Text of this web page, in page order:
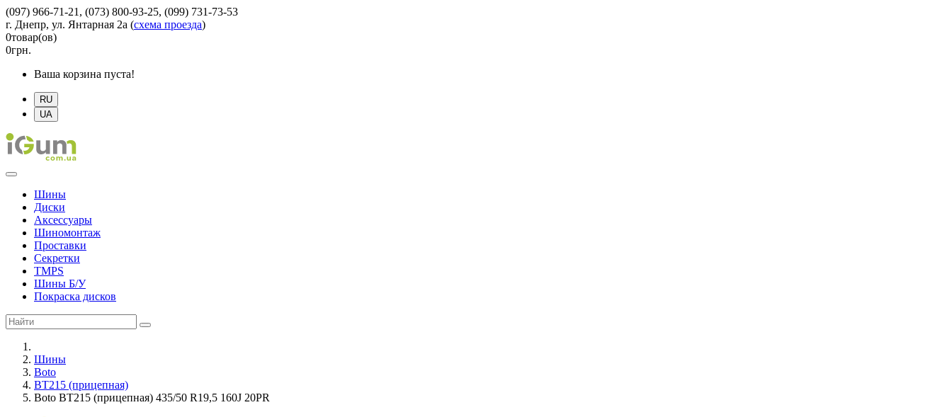
(097) 966-71-21, (073) 800-93-25, (099) 731-73-53
г. Днепр, ул. Янтарная 2а (схема проезда)
0товар(ов)
0грн.
Ваша корзина пуста!
RU
UA
Шины
Диски
Аксессуары
Шиномонтаж
Проставки
Секретки
TMPS
Шины Б/У
Покраска дисков
Шины
Boto
BT215 (прицепная)
Boto BT215 (прицепная) 435/50 R19,5 160J 20PR